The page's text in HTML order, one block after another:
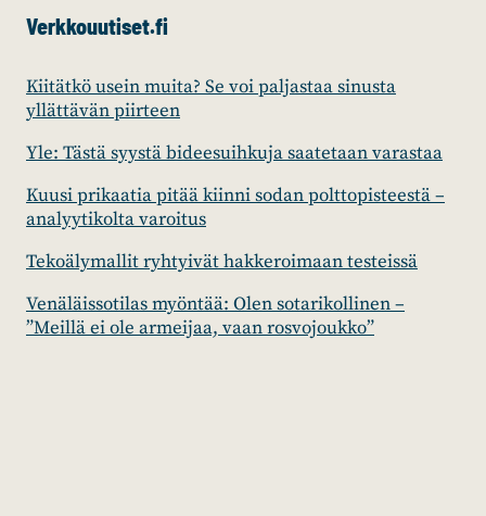
Verkkouutiset.fi
Kiitätkö usein muita? Se voi paljastaa sinusta
yllättävän piirteen
Yle: Tästä syystä bideesuihkuja saatetaan varastaa
Kuusi prikaatia pitää kiinni sodan polttopisteestä –
analyytikolta varoitus
Tekoälymallit ryhtyivät hakkeroimaan testeissä
Venäläissotilas myöntää: Olen sotarikollinen –
”Meillä ei ole armeijaa, vaan rosvojoukko”